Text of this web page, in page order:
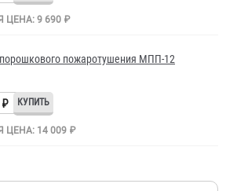
ЦЕНА: 9 690 ₽
пожаротушения МПП-12
₽
ЦЕНА: 14 009 ₽